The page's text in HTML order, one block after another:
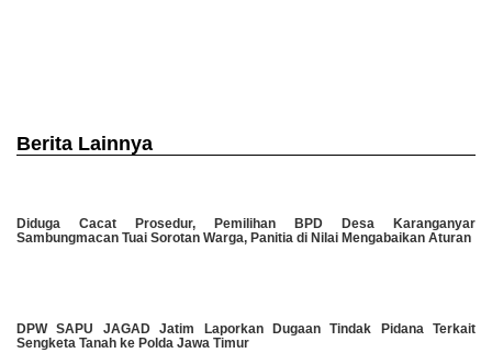
Berita Lainnya
Diduga Cacat Prosedur, Pemilihan BPD Desa Karanganyar
Sambungmacan Tuai Sorotan Warga, Panitia di Nilai Mengabaikan Aturan
DPW SAPU JAGAD Jatim Laporkan Dugaan Tindak Pidana Terkait
Sengketa Tanah ke Polda Jawa Timur